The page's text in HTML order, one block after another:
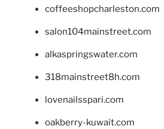
coffeeshopcharleston.com
salon104mainstreet.com
alkaspringswater.com
318mainstreet8h.com
lovenailsspari.com
oakberry-kuwait.com